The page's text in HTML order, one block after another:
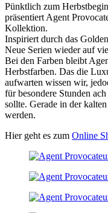
Pünktlich zum
präsentiert Agent
Kollektion.
Inspiriert durch das
Neue Serien wieder auf
Bei den Farben bleibt
Herbstfarben. Das die
aufwarten wissen wir,
für besondere Stunden
sollte. Gerade in der
werden.
Hier geht es zum Online